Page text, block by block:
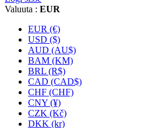
Valuuta : EUR
EUR (€)
USD ($)
AUD (AU$)
BAM (KM)
BRL (R$)
CAD (CAD$)
CHF (CHF)
CNY (¥)
CZK (Kč)
DKK (kr)